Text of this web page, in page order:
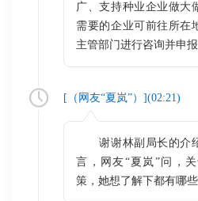
广、支持种业企业做大
需要的企业可前往所在
主管部门进行咨询并申报
[（ 网友“夏岚”）](02:21)
谢谢林副局长的介
言，网友“夏岚”问，
策，她想了解下都有哪